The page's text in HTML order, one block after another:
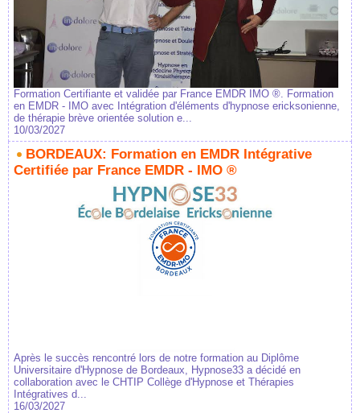
Formation Certifiante et validée par France EMDR IMO ®. Formation
en EMDR - IMO avec Intégration d'éléments d'hypnose ericksonienne,
de thérapie brève orientée solution e...
10/03/2027
BORDEAUX: Formation en EMDR Intégrative
Certifiée par France EMDR - IMO ®
Après le succès rencontré lors de notre formation au Diplôme
Universitaire d'Hypnose de Bordeaux, Hypnose33 a décidé en
collaboration avec le CHTIP Collège d'Hypnose et Thérapies
Intégratives d...
16/03/2027